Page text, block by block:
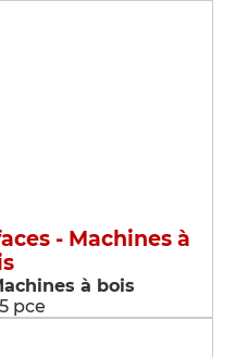
- Machines à
à bois
pce